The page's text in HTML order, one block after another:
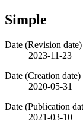
Simple
Date (Revision date)
2023-11-23
Date (Creation date)
2020-05-31
Date (Publication
2021-03-10